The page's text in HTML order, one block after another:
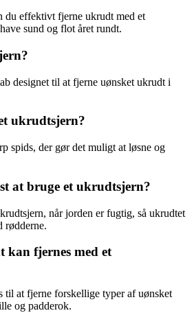
du effektivt fjerne ukrudt med et
sund og flot året rundt.
designet til at fjerne uønsket ukrudt i
ukrudtsjern?
spids, der gør det muligt at løsne og
at bruge et ukrudtsjern?
når jorden er fugtig, så ukrudtet
rødderne.
fjernes med et
til at fjerne forskellige typer af uønsket
og padderok.